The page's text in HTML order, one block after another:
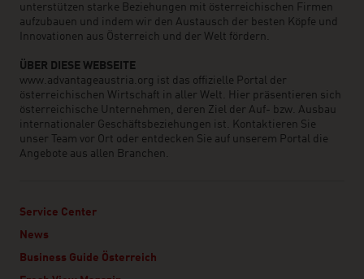
unterstützen starke Beziehungen mit österreichischen Firmen
aufzubauen und indem wir den Austausch der besten Köpfe und
Innovationen aus Österreich und der Welt fördern.
ÜBER DIESE WEBSEITE
www.advantageaustria.org ist das offizielle Portal der
österreichischen Wirtschaft in aller Welt. Hier präsentieren sich
österreichische Unternehmen, deren Ziel der Auf- bzw. Ausbau
internationaler Geschäftsbeziehungen ist. Kontaktieren Sie
unser Team vor Ort oder entdecken Sie auf unserem Portal die
Angebote aus allen Branchen.
Service Center
News
Business Guide Österreich